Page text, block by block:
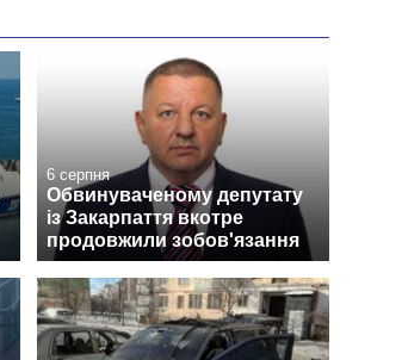
6 серпня
Обвинуваченому депутату
із Закарпаття вкотре
продовжили зобов'язання